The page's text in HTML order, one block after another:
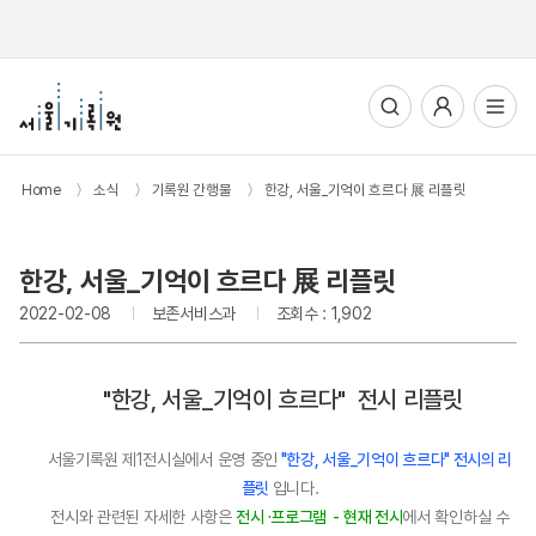
전체메뉴열기
Home 〉 소식 〉 기록원 간행물 〉 한강, 서울_기억이 흐르다 展 리플릿
한강, 서울_기억이 흐르다 展 리플릿
2022-02-08 보존서비스과 조회수 : 1,902
"한강, 서울_기억이 흐르다" 전시 리플릿
서울기록원 제1전시실에서 운영 중인 "한강, 서울_기억이 흐르다" 전시의 리
플릿 입니다.
전시와 관련된 자세한 사항은전시 ·프로그램 - 현재 전시에서 확인하실 수